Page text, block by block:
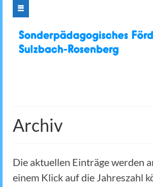
Archiv
Die aktuellen Einträge werden
einem Klick auf die Jahreszahl